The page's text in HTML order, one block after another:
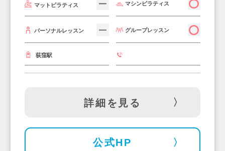
マットピラティス マシンピラティス
パーソナルレッスン グループレッスン
荻窪駅
詳細を見る
公式HP